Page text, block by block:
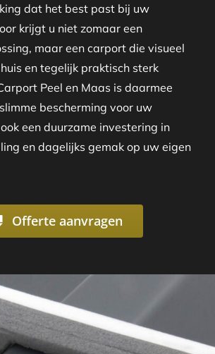
dat het best past bij uw
krijgt u niet zomaar een
maar een carport die visueel
en tegelijk praktisch sterk
Peel en Maas is daarmee
bescherming voor uw
een duurzame investering in
en dagelijks gemak op uw eigen
Offerte aanvragen